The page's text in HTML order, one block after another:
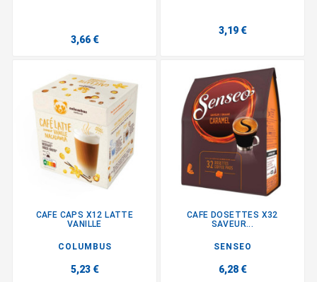
3,66 €
3,19 €
CAFE CAPS X12 LATTE
VANILLE
COLUMBUS
5,23 €
CAFE DOSETTES X32
SAVEUR...
SENSEO
6,28 €